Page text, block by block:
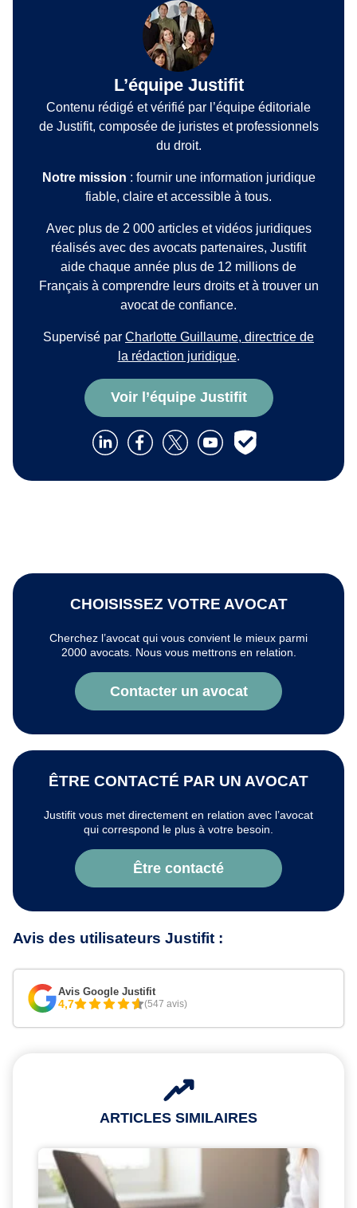
L’équipe Justifit
Contenu rédigé et vérifié par l’équipe éditoriale
de Justifit, composée de juristes et professionnels
du droit.
Notre mission : fournir une information juridique
fiable, claire et accessible à tous.
Avec plus de 2 000 articles et vidéos juridiques
réalisés avec des avocats partenaires, Justifit
aide chaque année plus de 12 millions de
Français à comprendre leurs droits et à trouver un
avocat de confiance.
Supervisé par Charlotte Guillaume, directrice de
la rédaction juridique.
Voir l’équipe Justifit
CHOISISSEZ VOTRE AVOCAT
Cherchez l’avocat qui vous convient le mieux parmi
2000 avocats. Nous vous mettrons en relation.
Contacter un avocat
ÊTRE CONTACTÉ PAR UN AVOCAT
Justifit vous met directement en relation avec l’avocat
qui correspond le plus à votre besoin.
Être contacté
Avis des utilisateurs Justifit :
Avis Google Justifit
4,7 (547 avis)
ARTICLES SIMILAIRES